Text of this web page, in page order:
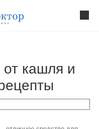
кашля и